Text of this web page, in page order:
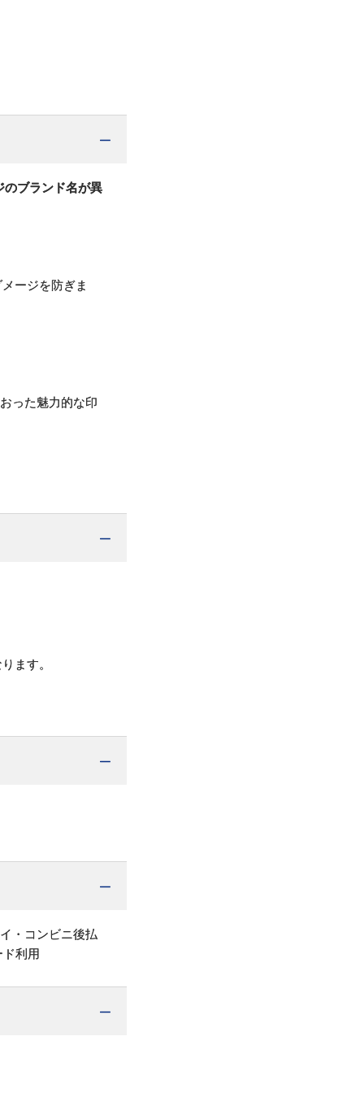
のブランド名が異
ージを防ぎま
った魅力的な印
ます。
・コンビニ後払
利用